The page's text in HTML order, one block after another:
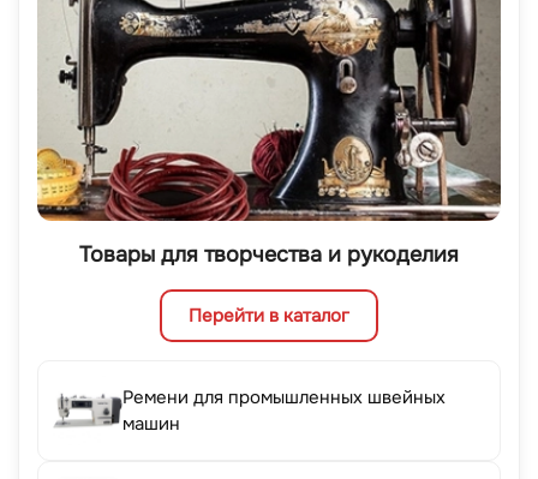
Товары для творчества и рукоделия
Перейти в каталог
Ремени для промышленных швейных
машин